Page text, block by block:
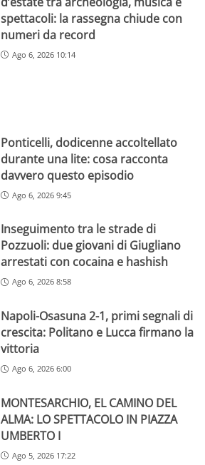
spettacoli: la rassegna chiude con
numeri da record
Ago 6, 2026 10:14
Ponticelli, dodicenne accoltellato
durante una lite: cosa racconta
davvero questo episodio
Ago 6, 2026 9:45
Inseguimento tra le strade di
Pozzuoli: due giovani di Giugliano
arrestati con cocaina e hashish
Ago 6, 2026 8:58
Napoli-Osasuna 2-1, primi segnali di
crescita: Politano e Lucca firmano la
vittoria
Ago 6, 2026 6:00
MONTESARCHIO, EL CAMINO DEL
ALMA: LO SPETTACOLO IN PIAZZA
UMBERTO I
Ago 5, 2026 17:22